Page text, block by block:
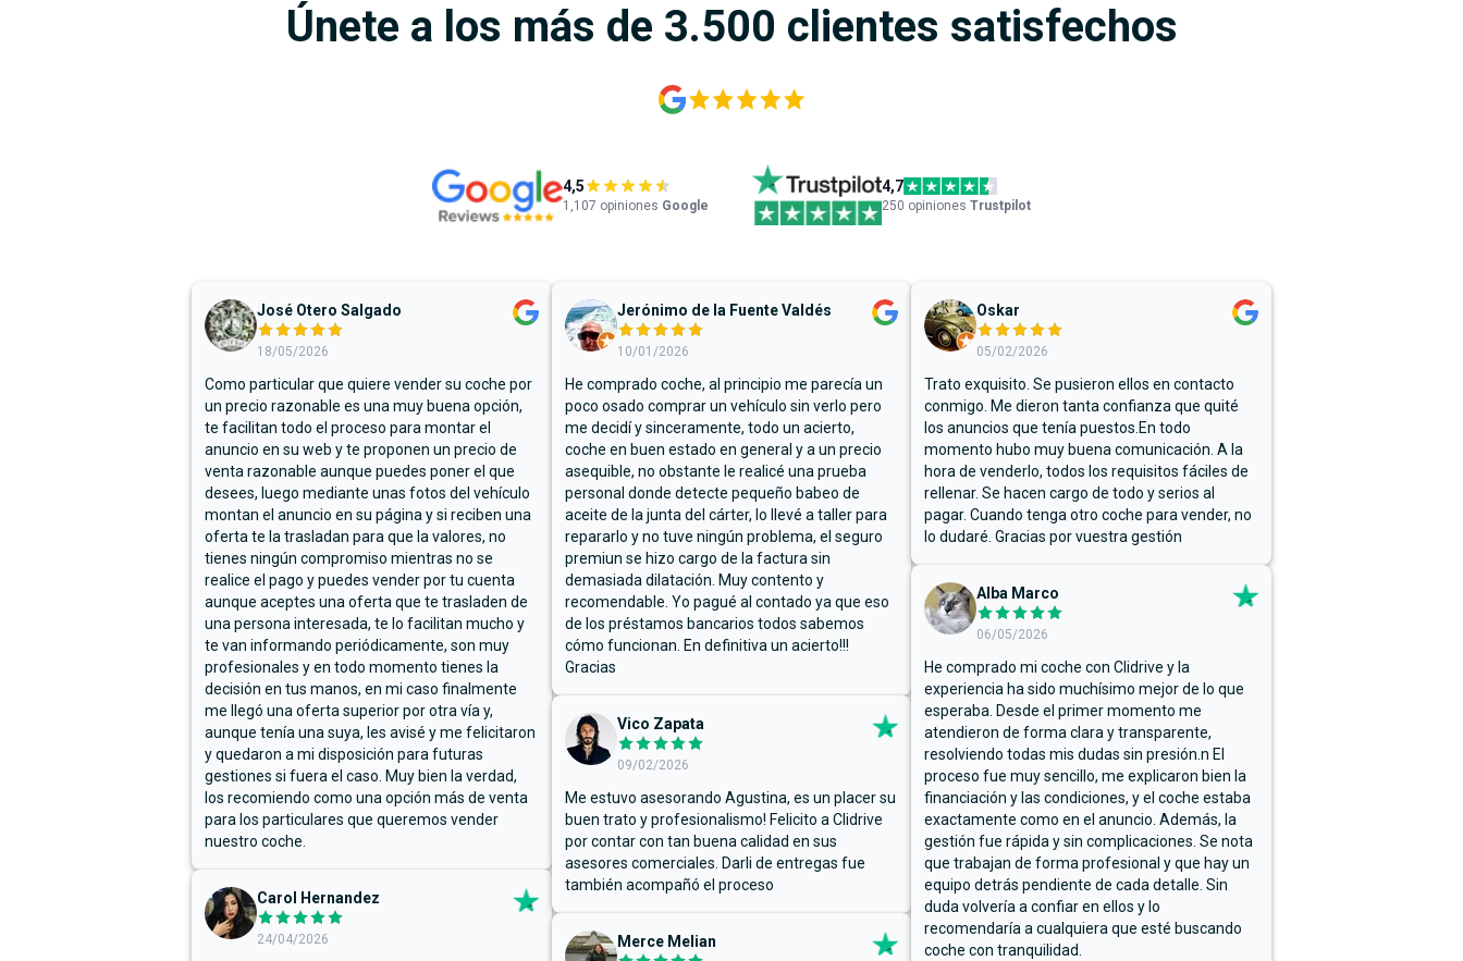
Únete a los más de 3.500 clientes satisfechos
4,5
1,107 opiniones Google
4,7
250 opiniones Trustpilot
José Otero Salgado
18/05/2026
Como particular que quiere vender su coche por
un precio razonable es una muy buena opción,
te facilitan todo el proceso para montar el
anuncio en su web y te proponen un precio de
venta razonable aunque puedes poner el que
desees, luego mediante unas fotos del vehículo
montan el anuncio en su página y si reciben una
oferta te la trasladan para que la valores, no
tienes ningún compromiso mientras no se
realice el pago y puedes vender por tu cuenta
aunque aceptes una oferta que te trasladen de
una persona interesada, te lo facilitan mucho y
te van informando periódicamente, son muy
profesionales y en todo momento tienes la
decisión en tus manos, en mi caso finalmente
me llegó una oferta superior por otra vía y,
aunque tenía una suya, les avisé y me felicitaron
y quedaron a mi disposición para futuras
gestiones si fuera el caso. Muy bien la verdad,
los recomiendo como una opción más de venta
para los particulares que queremos vender
nuestro coche.
Carol Hernandez
24/04/2026
Jerónimo de la Fuente Valdés
10/01/2026
He comprado coche, al principio me parecía un
poco osado comprar un vehículo sin verlo pero
me decidí y sinceramente, todo un acierto,
coche en buen estado en general y a un precio
asequible, no obstante le realicé una prueba
personal donde detecte pequeño babeo de
aceite de la junta del cárter, lo llevé a taller para
repararlo y no tuve ningún problema, el seguro
premiun se hizo cargo de la factura sin
demasiada dilatación. Muy contento y
recomendable. Yo pagué al contado ya que eso
de los préstamos bancarios todos sabemos
cómo funcionan. En definitiva un acierto!!!
Gracias
Vico Zapata
09/02/2026
Me estuvo asesorando Agustina, es un placer su
buen trato y profesionalismo! Felicito a Clidrive
por contar con tan buena calidad en sus
asesores comerciales. Darli de entregas fue
también acompañó el proceso
Merce Melian
Oskar
05/02/2026
Trato exquisito. Se pusieron ellos en contacto
conmigo. Me dieron tanta confianza que quité
los anuncios que tenía puestos.En todo
momento hubo muy buena comunicación. A la
hora de venderlo, todos los requisitos fáciles de
rellenar. Se hacen cargo de todo y serios al
pagar. Cuando tenga otro coche para vender, no
lo dudaré. Gracias por vuestra gestión
Alba Marco
06/05/2026
He comprado mi coche con Clidrive y la
experiencia ha sido muchísimo mejor de lo que
esperaba. Desde el primer momento me
atendieron de forma clara y transparente,
resolviendo todas mis dudas sin presión.n El
proceso fue muy sencillo, me explicaron bien la
financiación y las condiciones, y el coche estaba
exactamente como en el anuncio. Además, la
gestión fue rápida y sin complicaciones. Se nota
que trabajan de forma profesional y que hay un
equipo detrás pendiente de cada detalle. Sin
duda volvería a confiar en ellos y lo
recomendaría a cualquiera que esté buscando
coche con tranquilidad.